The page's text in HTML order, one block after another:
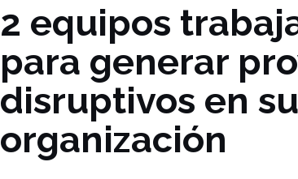
2 equipos
para generar
disruptivos en
organización